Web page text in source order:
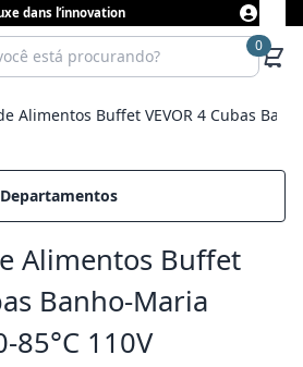
dans l’innovation
0
Alimentos Buffet VEVOR 4 Cubas
Departamentos
Alimentos Buffet
Banho-Maria
85°C 110V